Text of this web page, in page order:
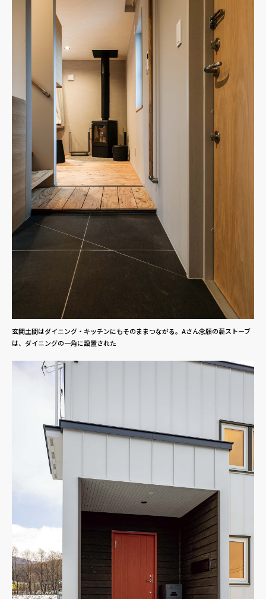
玄関土間はダイニング・キッチンにもそのままつながる。Aさん念願の薪ストーブ
は、ダイニングの一角に設置された